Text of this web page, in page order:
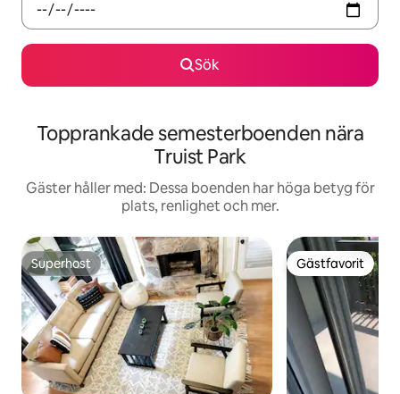
Sök
Topprankade semesterboenden nära
Truist Park
Gäster håller med: Dessa boenden har höga betyg för
plats, renlighet och mer.
Superhost
Superhost Gästfavorit
Gästfavorit